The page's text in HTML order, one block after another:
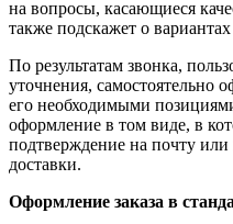
на вопросы, касающиеся
также подскажет о
По результатам звонка,
уточнения, самостоятельно
его необходимыми
оформление в том виде, в
подтверждение на почту
доставки.
Оформление заказа в